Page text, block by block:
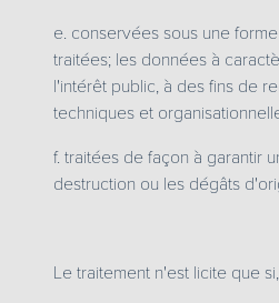
e. conservées sous une
traitées; les données à
l'intérêt public, à des fins de
techniques et
f. traitées de façon à garantir
destruction ou les dégâts
Le traitement n'est licite que